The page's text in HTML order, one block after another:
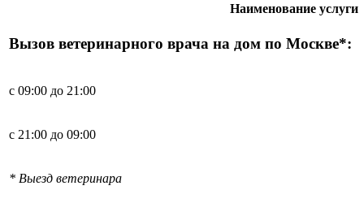
Наименование услуги
Вызов ветеринарного врача на дом по Москве*:
с 09:00 до 21:00
с 21:00 до 09:00
* Выезд ветеринара